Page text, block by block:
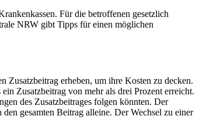
Für die betroffenen gesetzlich
NRW gibt Tipps für einen möglichen
Zusatzbeitrag erheben, um ihre Kosten zu decken.
Zusatzbeitrag von mehr als drei Prozent erreicht.
des Zusatzbeitrages folgen könnten. Der
gesamten Beitrag alleine. Der Wechsel zu einer